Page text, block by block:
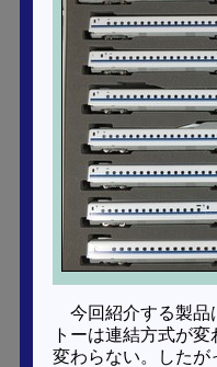
今回紹介する製品
トーは連結方式が
変わらない。したが